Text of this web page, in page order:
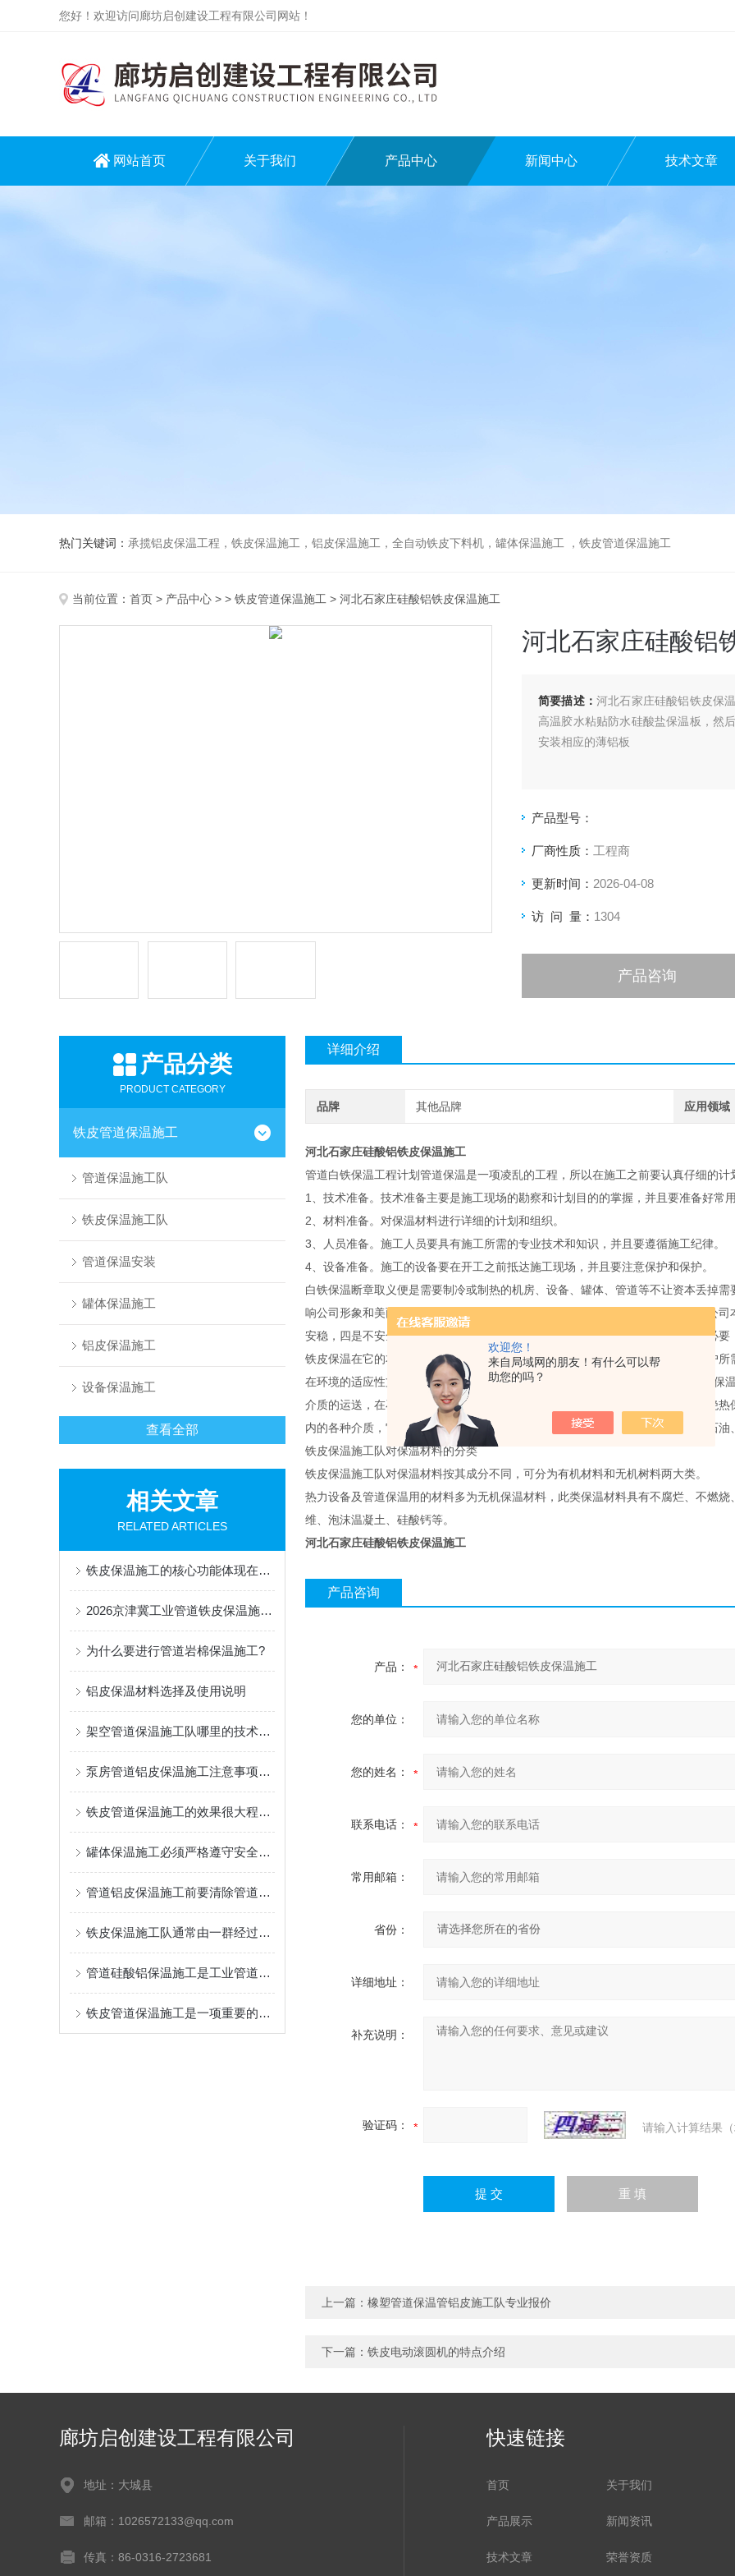
欢迎您！
来自局域网的朋友！有什么可以帮
助您的吗？
您好！欢迎访问廊坊启创建设工程有限公司网站！
网站首页 关于我们 产品中心 新闻中心 技术文章
热门关键词： 承揽铝皮保温工程，铁皮保温施工，铝皮保温施工，全自动铁皮下料机，罐体保温施工 ，铁皮管道保温施工
当前位置： 首页 > 产品中心 > > 铁皮管道保温施工 > 河北石家庄硅酸铝铁皮保温施工
河北石家庄硅酸铝
简要描述： 河北石家庄硅酸铝铁皮保
高温胶水粘贴防水硅酸盐保温板，然
安装相应的薄铝板
产品型号：
厂商性质： 工程商
更新时间： 2026-04-08
访 问 量： 1304
产品咨询
产品分类
PRODUCT CATEGORY
铁皮管道保温施工
管道保温施工队
铁皮保温施工队
管道保温安装
罐体保温施工
铝皮保温施工
设备保温施工
查看全部
相关文章
RELATED ARTICLES
铁皮保温施工的核心功能体现在三个方面
2026京津冀工业管道铁皮保温施工方案
为什么要进行管道岩棉保温施工?
铝皮保温材料选择及使用说明
架空管道保温施工队哪里的技术要好
泵房管道铝皮保温施工注意事项有哪些
铁皮管道保温施工的效果很大程度上取决于细节处理
罐体保温施工必须严格遵守安全的操作规程
管道铝皮保温施工前要清除管道表面的油污、铁锈、灰尘等杂物
铁皮保温施工队通常由一群经过严格培训的专业人员组成
管道硅酸铝保温施工是工业管道系统中不可少的一环
铁皮管道保温施工是一项重要的工程措施
详细介绍
品牌 其他品牌 应用领域
河北石家庄硅酸铝铁皮保温施工
管道白铁保温工程计划管道保温是一项凌乱的工程，所以在施工之前要认真仔细的
1、技术准备。技术准备主要是施工现场的勘察和计划目的的掌握，并且要准备好常
2、材料准备。对保温材料进行详细的计划和组织。
3、人员准备。施工人员要具有施工所需的专业技术和知识，并且要遵循施工纪律。
4、设备准备。施工的设备要在开工之前抵达施工现场，并且要注意保护和保护。
白铁保温断章取义便是需要制冷或制热的机房、设备、罐体、管道等不让资本丢掉
响公司形象和美丽程度，而是不利于保温材料的保护，简略损坏，冥冥中增加了公
安稳，四是不安全职工不注意简略烫坏。所以在保温材料外加一层白铁保温很有必
铁皮保温在它的本身特点上面，也是可以表现在许多方面，而这些特点也都得用户
在环境的适应性方面，往往也都有着这方面的需要，这是它的一个特点。1、铁皮保
介质的运送，在石油、化工、航天、军事、集中供热、中央空调、市政等管道的
内的各种介质，它广泛使用于集中供热、供冷和热油的运送及暖室、冷、煤矿、石
铁皮保温施工队对保温材料的分类
铁皮保温施工队对保温材料按其成分不同，可分为有机材料和无机树料两大类。
热力设备及管道保温用的材料多为无机保温材料，此类保温材料具有不腐烂、不燃
维、泡沫温凝土、硅酸钙等。
河北石家庄硅酸铝铁皮保温施工
产品咨询
产品：
您的单位：
您的姓名：
联系电话：
常用邮箱：
省份：
详细地址：
补充说明：
验证码： 请输入计算结果
上一篇： 橡塑管道保温管铝皮施工队专业报价
下一篇： 铁皮电动滚圆机的特点介绍
廊坊启创建设工程有限公司
地址：大城县
邮箱：1026572133@qq.com
传真：86-0316-2723681
快速链接
首页 关于我们
产品展示 新闻资讯
技术文章 荣誉资质